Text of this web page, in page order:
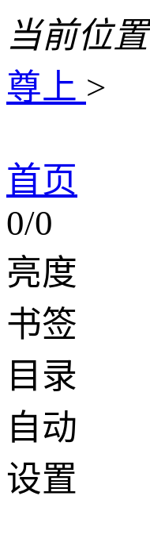
当前位置
尊上 >
首页
0/0
亮度
书签
目录
自动
设置